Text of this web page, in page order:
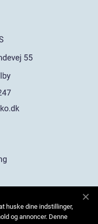
huske dine indstillinger,
og annoncer. Denne